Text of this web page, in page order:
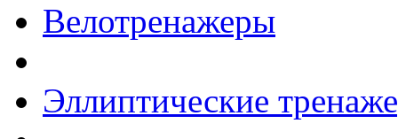
Велотренажеры
Эллиптические